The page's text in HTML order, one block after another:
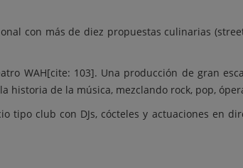
con más de diez propuestas culinarias
WAH[cite: 103]. Una producción de gran
de la música, mezclando rock, pop,
tipo club con DJs, cócteles y actuaciones en